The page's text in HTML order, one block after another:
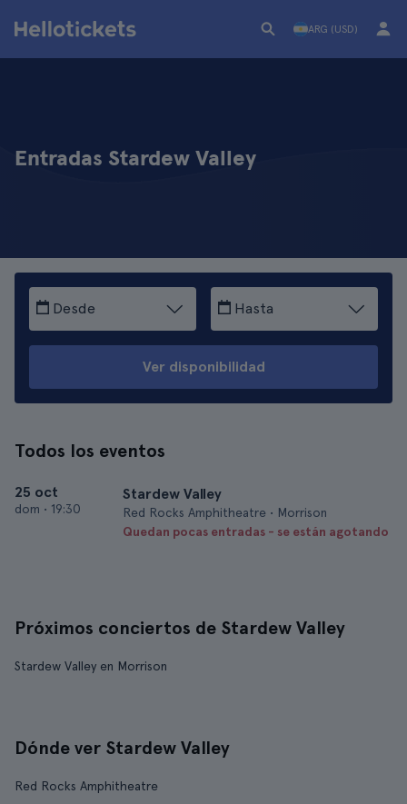
ARG (USD)
Entradas Stardew Valley
Desde Hasta
Ver disponibilidad
Todos los eventos
25 oct
dom • 19:30
Stardew Valley
Red Rocks Amphitheatre • Morrison
Quedan pocas entradas - se están agotando
Próximos conciertos de Stardew Valley
Stardew Valley en Morrison
Dónde ver Stardew Valley
Red Rocks Amphitheatre